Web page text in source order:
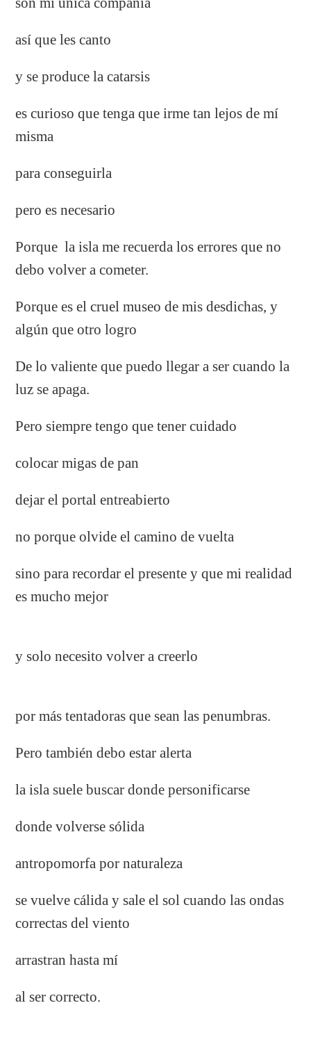
así que les canto
y se produce la catarsis
es curioso que tenga que irme tan lejos de mí
misma
para conseguirla
pero es necesario
Porque la isla me recuerda los errores que no
debo volver a cometer.
Porque es el cruel museo de mis desdichas, y
algún que otro logro
De lo valiente que puedo llegar a ser cuando la
luz se apaga.
Pero siempre tengo que tener cuidado
colocar migas de pan
dejar el portal entreabierto
no porque olvide el camino de vuelta
sino para recordar el presente y que mi realidad
es mucho mejor
y solo necesito volver a creerlo
por más tentadoras que sean las penumbras.
Pero también debo estar alerta
la isla suele buscar donde personificarse
donde volverse sólida
antropomorfa por naturaleza
se vuelve cálida y sale el sol cuando las ondas
correctas del viento
arrastran hasta mí
al ser correcto.